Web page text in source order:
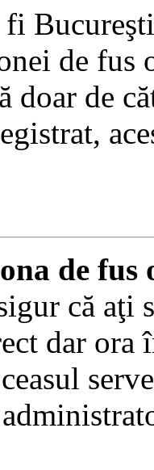
de fus
doar de
de
că aţi
dar ora